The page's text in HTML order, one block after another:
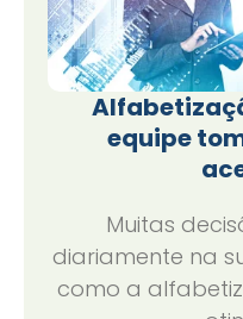
equipe
Muitas
diariamente na
como a